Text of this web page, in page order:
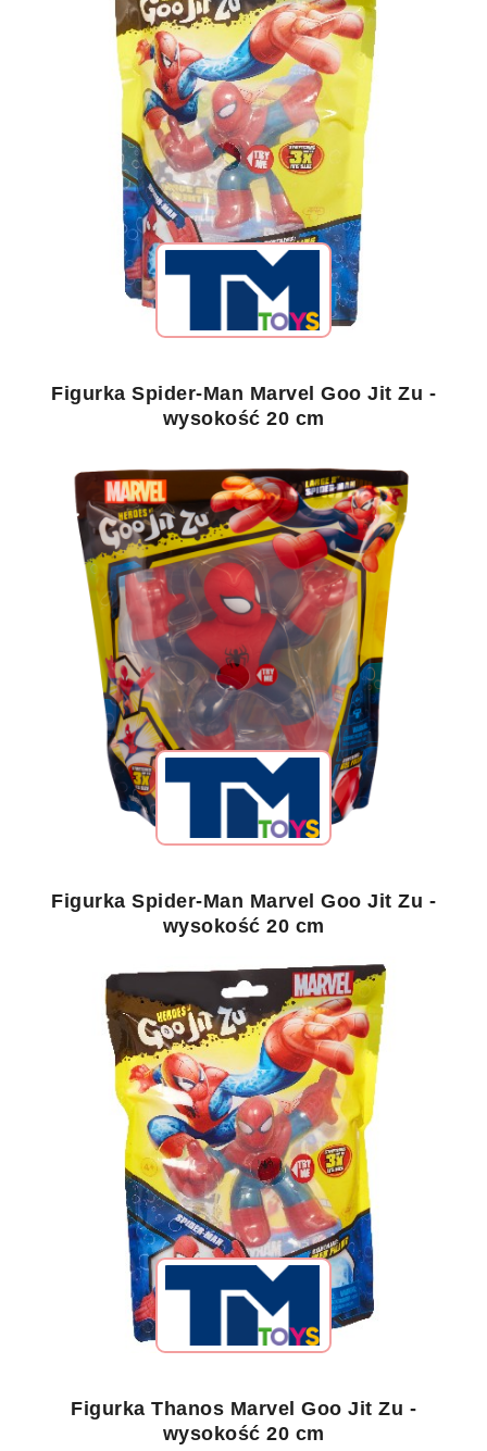
Figurka Spider-Man Marvel Goo Jit Zu -
wysokość 20 cm
Figurka Spider-Man Marvel Goo Jit Zu -
wysokość 20 cm
Figurka Thanos Marvel Goo Jit Zu -
wysokość 20 cm